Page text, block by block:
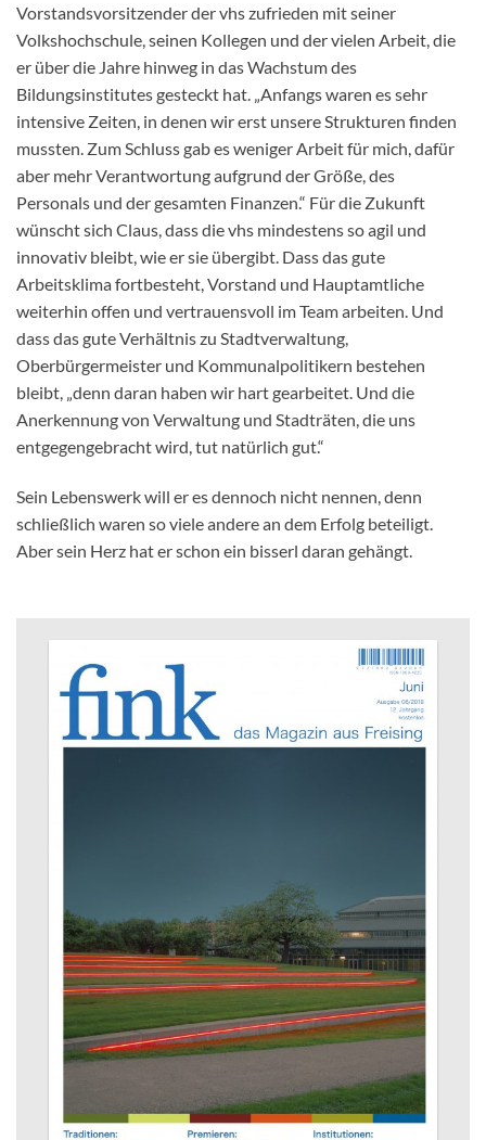
Vorstandsvorsitzender der vhs zufrieden mit seiner
Volkshochschule, seinen Kollegen und der vielen Arbeit, die
er über die Jahre hinweg in das Wachstum des
Bildungsinstitutes gesteckt hat. „Anfangs waren es sehr
intensive Zeiten, in denen wir erst unsere Strukturen finden
mussten. Zum Schluss gab es weniger Arbeit für mich, dafür
aber mehr Verantwortung aufgrund der Größe, des
Personals und der gesamten Finanzen.“ Für die Zukunft
wünscht sich Claus, dass die vhs mindestens so agil und
innovativ bleibt, wie er sie übergibt. Dass das gute
Arbeitsklima fortbesteht, Vorstand und Hauptamtliche
weiterhin offen und vertrauensvoll im Team arbeiten. Und
dass das gute Verhältnis zu Stadtverwaltung,
Oberbürgermeister und Kommunalpolitikern bestehen
bleibt, „denn daran haben wir hart gearbeitet. Und die
Anerkennung von Verwaltung und Stadträten, die uns
entgegengebracht wird, tut natürlich gut.“
Sein Lebenswerk will er es dennoch nicht nennen, denn
schließlich waren so viele andere an dem Erfolg beteiligt.
Aber sein Herz hat er schon ein bisserl daran gehängt.